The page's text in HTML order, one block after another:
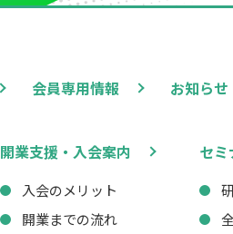
会員専用情報 お知らせ
開業支援・入会案内
入会のメリット
開業までの流れ
セ